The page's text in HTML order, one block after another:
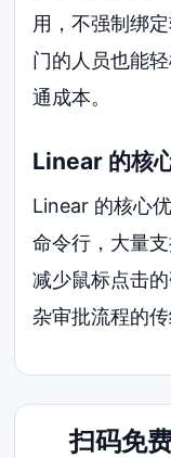
用，不强制绑
门的人员也能
通成本。
Linear 的核
Linear 的核心
命令行，大量
减少鼠标点击
杂审批流程的传
扫码免